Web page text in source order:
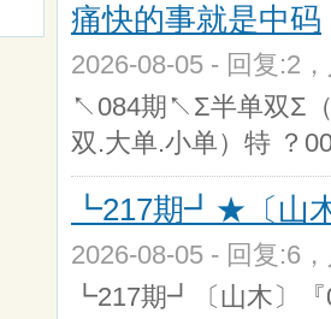
痛快的事就是中码
2026-08-05 - 回复:2
↖084期↖Σ半单双Σ
双.大单.小单）特 ？
┗217期┛★〔
2026-08-05 - 回复:6
┗217期┛〔山木〕